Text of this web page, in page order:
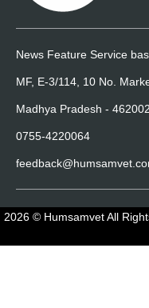
News Feature Service
MF, E-3/114, 10 No.
Madhya Pradesh - 462002
0755-4220064
2026 © Humsamvet All